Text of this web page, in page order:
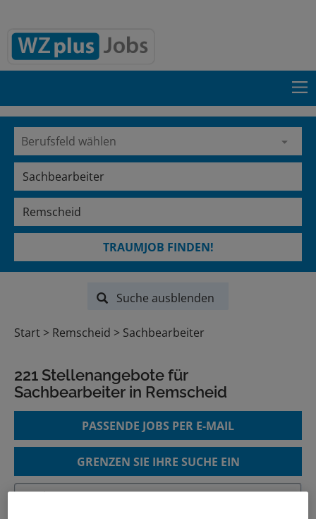
TRAUMJOB FINDEN!
Suche ausblenden
Start Remscheid Sachbearbeiter
221 Stellenangebote für
Sachbearbeiter in Remscheid
PASSENDE JOBS PER E-MAIL
GRENZEN SIE IHRE SUCHE EIN